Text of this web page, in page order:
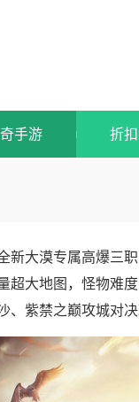
手游 折
新大漠专属高爆三
超大地图，怪物难
、紫禁之巅攻城对